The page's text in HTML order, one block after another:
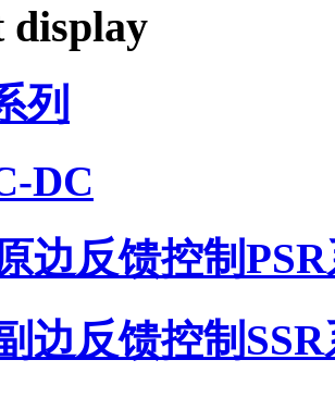
display
列
DC
边反馈控制
边反馈控制